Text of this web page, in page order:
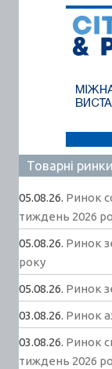
Товарні ринки
05.08.26. Ринок
тиждень 2026
05.08.26. Ринок
року
05.08.26. Ринок
03.08.26. Ринок
03.08.26. Ринок
тиждень 2026